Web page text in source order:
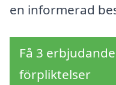
en informerad
Få 3
förpliktelser